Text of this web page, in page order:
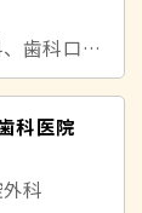
歯科、小児歯科、矯正歯科、歯科口腔外科
科医院
科